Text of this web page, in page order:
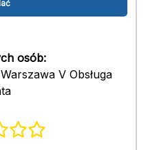
osób:
V Obsługa